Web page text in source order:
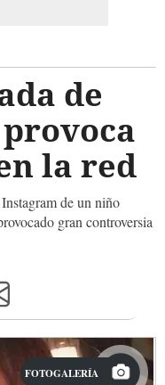
de
la red
de un niño
gran controversia
FOTOGALERÍA